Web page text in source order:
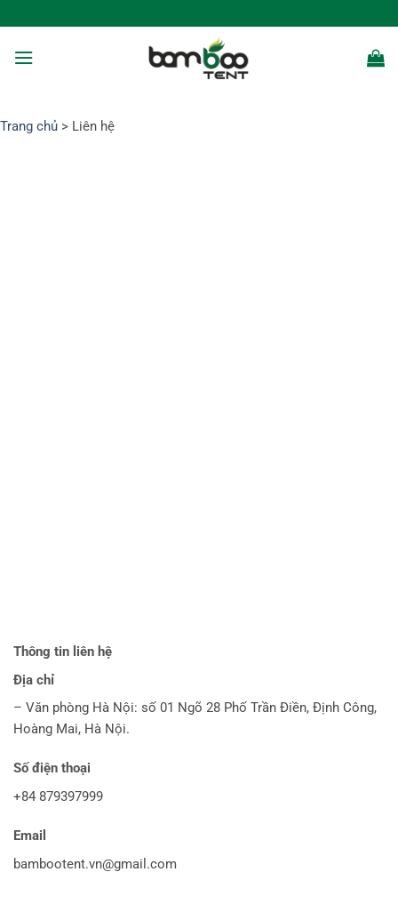
qua
nội
Trang chủ > Liên hệ
Thông tin liên hệ
Địa chỉ
– Văn phòng Hà Nội: số 01 Ngõ 28 Phố Trần Điền, Định Công,
Hoàng Mai, Hà Nội.
Số điện thoại
+84 879397999
Email
bambootent.vn@gmail.com